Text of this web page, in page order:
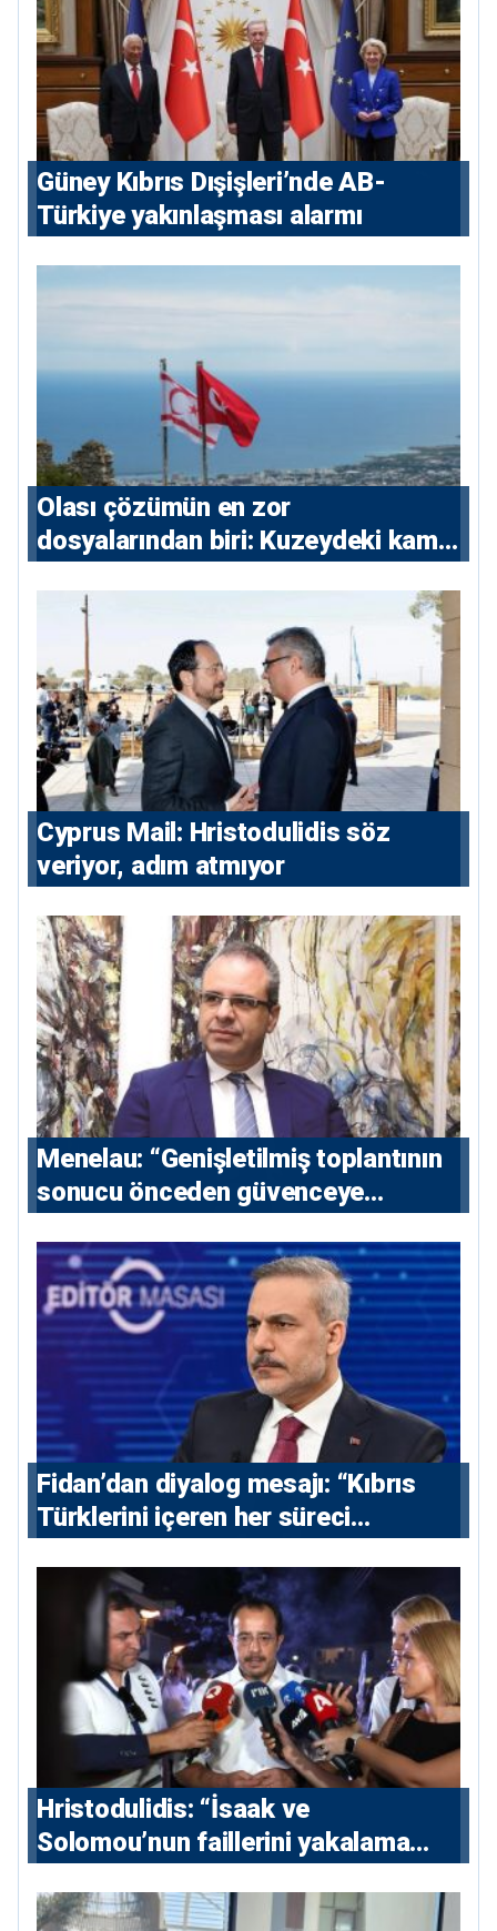
Güney Kıbrıs Dışişleri’nde AB-
Türkiye yakınlaşması alarmı
Olası çözümün en zor
dosyalarından biri: Kuzeydeki kamu
⁠Cyprus Mail: Hristodulidis söz
veriyor, adım atmıyor
Menelau: “Genişletilmiş toplantının
sonucu önceden güvenceye
Fidan’dan diyalog mesajı: “Kıbrıs
Türklerini içeren her süreci
Hristodulidis: “İsaak ve
Solomou’nun faillerini yakalama
ve 5 uluslararası tutuklama emri